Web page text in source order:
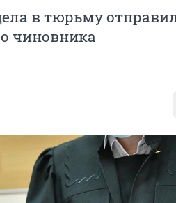
в тюрьму
чиновника